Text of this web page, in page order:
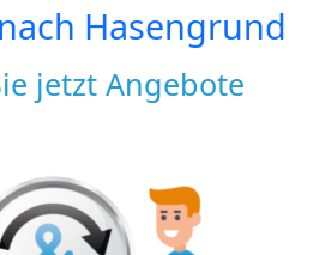
Hasengrund
jetzt Angebote